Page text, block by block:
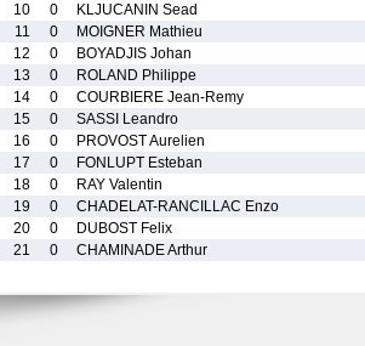
10
0
KLJUCANIN Sead
11
0
MOIGNER Mathieu
12
0
BOYADJIS Johan
13
0
ROLAND Philippe
14
0
COURBIERE Jean-Remy
15
0
SASSI Leandro
16
0
PROVOST Aurelien
17
0
FONLUPT Esteban
18
0
RAY Valentin
19
0
CHADELAT-RANCILLAC Enzo
20
0
DUBOST Felix
21
0 CHAMINADE Arthur